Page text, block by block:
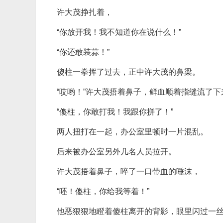
许大茂挣扎着，
“你放开我！我不知道你在说什么！”
“你还敢装蒜！”
傻柱一拳挥了过去，正中许大茂的鼻梁。
“哎哟！”许大茂捂着鼻子，鲜血顺着指缝流了下
“傻柱，你敢打我！我跟你拼了！”
两人扭打在一起，办公室里顿时一片混乱。
后来被办公室另外几名人员拉开。
许大茂捂着鼻子，啐了一口带血的唾沫，
“呸！傻柱，你给我等着！”
他恶狠狠地瞪着傻柱离开的背影，眼里闪过一丝